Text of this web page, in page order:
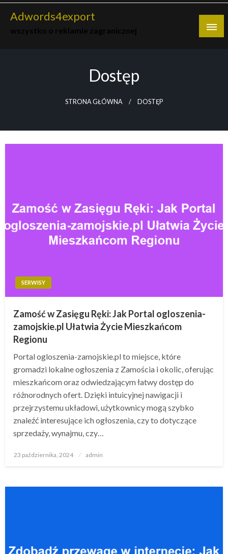
Skip
Adwords4export
Dostęp
STRONA GŁÓWNA DOSTĘP
SERWISY
Zamość w Zasięgu Ręki: Jak Portal ogloszenia-
zamojskie.pl Ułatwia Życie Mieszkańcom
Regionu
Portal ogloszenia-zamojskie.pl to miejsce, które
gromadzi lokalne ogłoszenia z Zamościa i okolic, oferując
mieszkańcom oraz odwiedzającym łatwy dostęp do
różnorodnych ofert. Dzięki intuicyjnej nawigacji i
przejrzystemu układowi, użytkownicy mogą szybko
znaleźć interesujące ich ogłoszenia, czy to dotyczące
sprzedaży, wynajmu, czy…
Opublikowane
23 października, 2024 admin